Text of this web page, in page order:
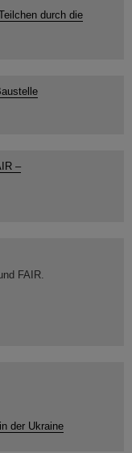
durch die
–
FAIR.
der Ukraine